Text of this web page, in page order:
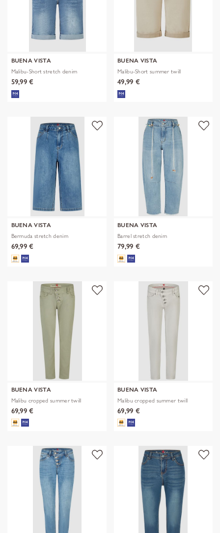
BUENA VISTA
Malibu-Short stretch denim
59,99 €
BUENA VISTA
Malibu-Short summer twill
49,99 €
BUENA VISTA
Bermuda stretch denim
69,99 €
BUENA VISTA
Barrel stretch denim
79,99 €
BUENA VISTA
Malibu cropped summer twill
69,99 €
BUENA VISTA
Malibu cropped summer twill
69,99 €